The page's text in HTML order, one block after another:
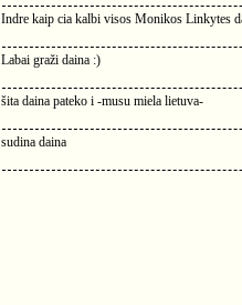
Indre kaip cia kalbi visos Monikos Linkytes
Labai graži daina :)
šita daina pateko i -musu miela lietuva-
sudina daina